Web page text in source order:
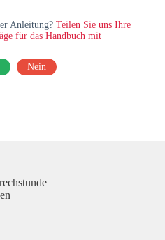
Anleitung?Teilen Sie uns Ihre
für das Handbuch mit
Nein